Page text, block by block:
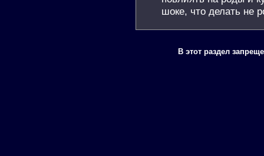
шоке, что делать не
В этот раздел